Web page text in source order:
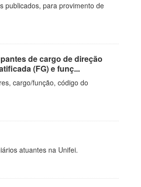
publicados, para provimento de
de cargo de direção
(FG) e funç...
cargo/função, código do
atuantes na Unifei.